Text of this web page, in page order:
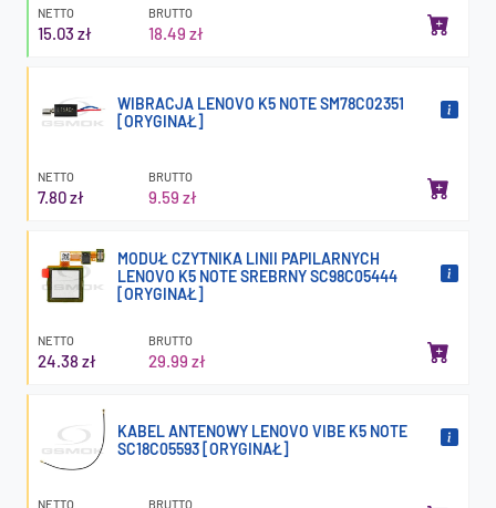
NETTO
15.03 zł
BRUTTO
18.49 zł
WIBRACJA LENOVO K5 NOTE SM78C02351
[ORYGINAŁ]
NETTO
7.80 zł
BRUTTO
9.59 zł
MODUŁ CZYTNIKA LINII PAPILARNYCH
LENOVO K5 NOTE SREBRNY SC98C05444
[ORYGINAŁ]
NETTO
24.38 zł
BRUTTO
29.99 zł
KABEL ANTENOWY LENOVO VIBE K5 NOTE
SC18C05593 [ORYGINAŁ]
NETTO BRUTTO